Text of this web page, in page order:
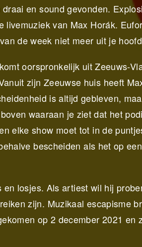
en sound gevonden.
van Max Horák.
de week niet meer uit je
oorspronkelijk uit Zeeuws-
zijn Zeeuwse huis heeft
is altijd gebleven,
waaraan je ziet dat het
elke show moet tot in de
bescheiden als het op
losjes. Als artiest wil hij
zijn. Muzikaal escapisme
op 2 december 2021 en